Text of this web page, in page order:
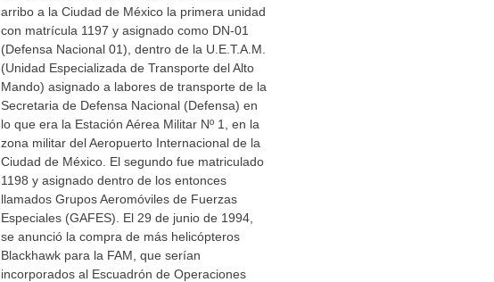
arribo a la Ciudad de México la primera unidad
con matrícula 1197 y asignado como DN-01
(Defensa Nacional 01), dentro de la U.E.T.A.M.
(Unidad Especializada de Transporte del Alto
Mando) asignado a labores de transporte de la
Secretaria de Defensa Nacional (Defensa) en
lo que era la Estación Aérea Militar Nº 1, en la
zona militar del Aeropuerto Internacional de la
Ciudad de México. El segundo fue matriculado
1198 y asignado dentro de los entonces
llamados Grupos Aeromóviles de Fuerzas
Especiales (GAFES). El 29 de junio de 1994,
se anunció la compra de más helicópteros
Blackhawk para la FAM, que serían
incorporados al Escuadrón de Operaciones